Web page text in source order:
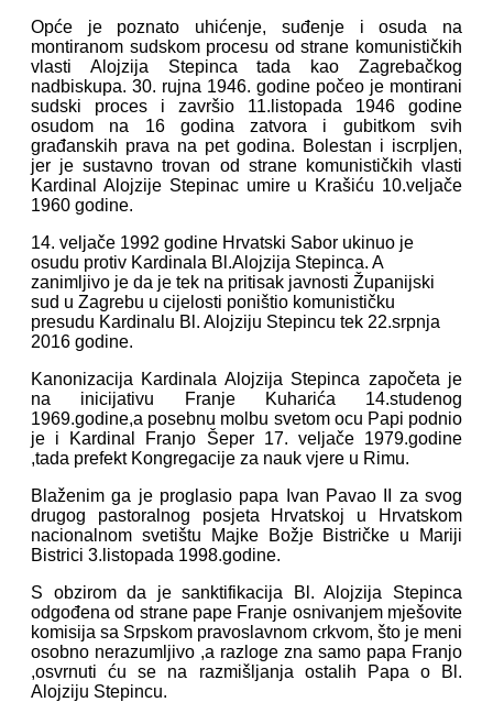
Opće je poznato uhićenje, suđenje i osuda na
montiranom sudskom procesu od strane komunističkih
vlasti Alojzija Stepinca tada kao Zagrebačkog
nadbiskupa. 30. rujna 1946. godine počeo je montirani
sudski proces i završio 11.listopada 1946 godine
osudom na 16 godina zatvora i gubitkom svih
građanskih prava na pet godina. Bolestan i iscrpljen,
jer je sustavno trovan od strane komunističkih vlasti
Kardinal Alojzije Stepinac umire u Krašiću 10.veljače
1960 godine.
14. veljače 1992 godine Hrvatski Sabor ukinuo je
osudu protiv Kardinala Bl.Alojzija Stepinca. A
zanimljivo je da je tek na pritisak javnosti Županijski
sud u Zagrebu u cijelosti poništio komunističku
presudu Kardinalu Bl. Alojziju Stepincu tek 22.srpnja
2016 godine.
Kanonizacija Kardinala Alojzija Stepinca započeta je
na inicijativu Franje Kuharića 14.studenog
1969.godine,a posebnu molbu svetom ocu Papi podnio
je i Kardinal Franjo Šeper 17. veljače 1979.godine
,tada prefekt Kongregacije za nauk vjere u Rimu.
Blaženim ga je proglasio papa Ivan Pavao II za svog
drugog pastoralnog posjeta Hrvatskoj u Hrvatskom
nacionalnom svetištu Majke Božje Bistričke u Mariji
Bistrici 3.listopada 1998.godine.
S obzirom da je sanktifikacija Bl. Alojzija Stepinca
odgođena od strane pape Franje osnivanjem mješovite
komisija sa Srpskom pravoslavnom crkvom, što je meni
osobno nerazumljivo ,a razloge zna samo papa Franjo
,osvrnuti ću se na razmišljanja ostalih Papa o Bl.
Alojziju Stepincu.